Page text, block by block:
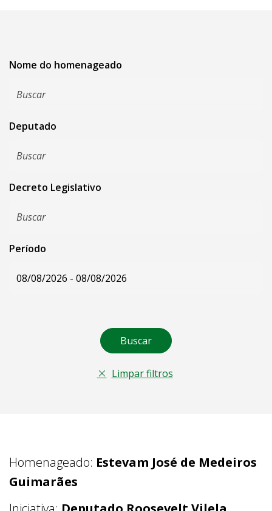
Nome do homenageado
Deputado
Decreto Legislativo
Período
Buscar
Limpar filtros
Homenageado: Estevam José de Medeiros
Guimarães